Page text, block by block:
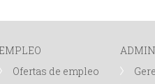
EMPLEO
Ofertas de empleo